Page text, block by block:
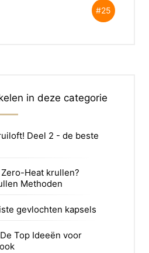
#25
in deze categorie
Deel 2 - de beste
Heat krullen?
Methoden
gevlochten kapsels
Top Ideeën voor